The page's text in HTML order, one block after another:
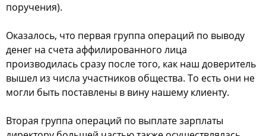
поручения).
Оказалось, что первая группа операций по выводу
денег на счета аффилированного лица
производилась сразу после того, как наш доверитель
вышел из числа участников общества. То есть они не
могли быть поставлены в вину нашему клиенту.
Вторая группа операций по выплате зарплаты